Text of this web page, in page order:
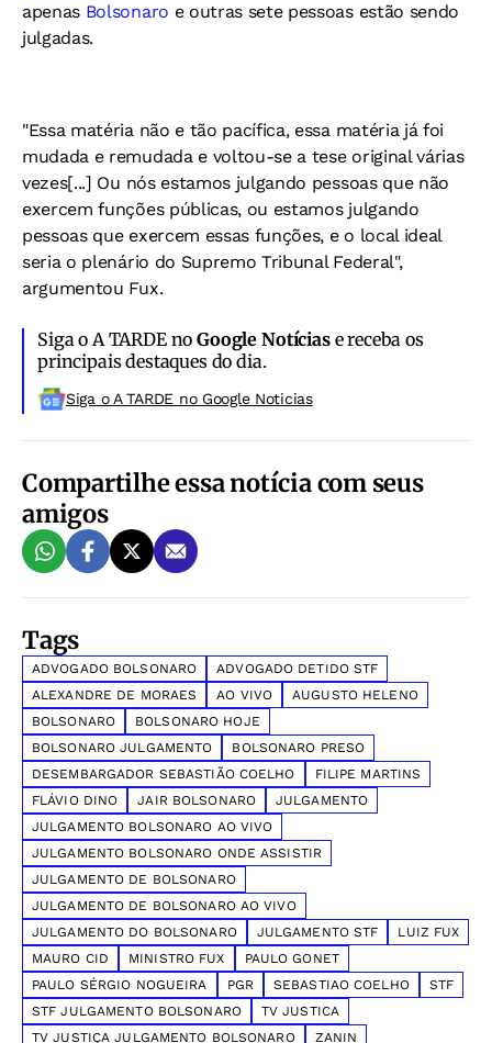
apenas Bolsonaro e outras sete pessoas estão sendo
julgadas.
"Essa matéria não e tão pacífica, essa matéria já foi
mudada e remudada e voltou-se a tese original várias
vezes[...] Ou nós estamos julgando pessoas que não
exercem funções públicas, ou estamos julgando
pessoas que exercem essas funções, e o local ideal
seria o plenário do Supremo Tribunal Federal",
argumentou Fux.
Siga o A TARDE noGoogle Notíciase receba os
principais destaques do dia.
Siga o A TARDE no Google Noticias
Compartilhe essa notícia com seus
amigos
Tags
ADVOGADO BOLSONARO
ADVOGADO DETIDO STF
ALEXANDRE DE MORAES
AO VIVO
AUGUSTO HELENO
BOLSONARO
BOLSONARO HOJE
BOLSONARO JULGAMENTO
BOLSONARO PRESO
DESEMBARGADOR SEBASTIÃO COELHO
FILIPE MARTINS
FLÁVIO DINO
JAIR BOLSONARO
JULGAMENTO
JULGAMENTO BOLSONARO AO VIVO
JULGAMENTO BOLSONARO ONDE ASSISTIR
JULGAMENTO DE BOLSONARO
JULGAMENTO DE BOLSONARO AO VIVO
JULGAMENTO DO BOLSONARO
JULGAMENTO STF
LUIZ FUX
MAURO CID
MINISTRO FUX
PAULO GONET
PAULO SÉRGIO NOGUEIRA
PGR SEBASTIAO COELHO
STF
STF JULGAMENTO BOLSONARO
TV JUSTICA
TV JUSTIÇA JULGAMENTO BOLSONARO
ZANIN